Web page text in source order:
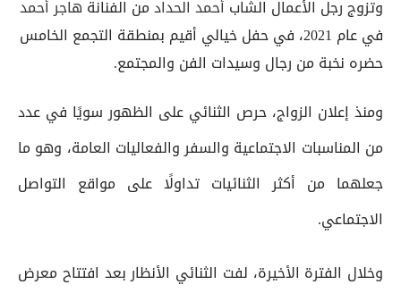
وتزوج رجل الأعمال الشاب أحمد الحدادمن الفنانة هاجر أحمد
في عام 2021، في حفل خيالي أقيم بمنطقة التجمع الخامس
حضره نخبة من رجال وسيدات الفن والمجتمع.
ومنذ إعلان الزواج، حرص الثنائي على الظهور سويًا في عدد
من المناسبات الاجتماعية والسفر والفعاليات العامة، وهو ما
جعلهما من أكثر الثنائيات تداولًا على مواقع التواصل
الاجتماعي.
وخلال الفترة الأخيرة، لفت الثنائي الأنظار بعد افتتاح معرض